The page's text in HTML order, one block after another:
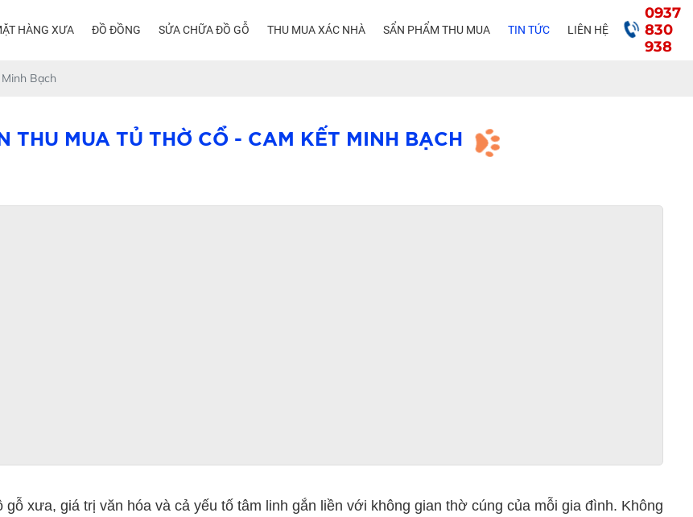
HÀNG XƯA ĐỒ ĐỒNG SỬA CHỮA ĐỒ GỖ THU MUA XÁC NHÀ SẨN PHẨM THU MUA TIN TỨC LIÊN HỆ
0937
830
938
Bạch
THU MUA TỦ THỜ CỔ - CAM KẾT MINH BẠCH
gỗ xưa, giá trị văn hóa và cả yếu tố tâm linh gắn liền với không gian thờ cúng của mỗi gia đình. Không